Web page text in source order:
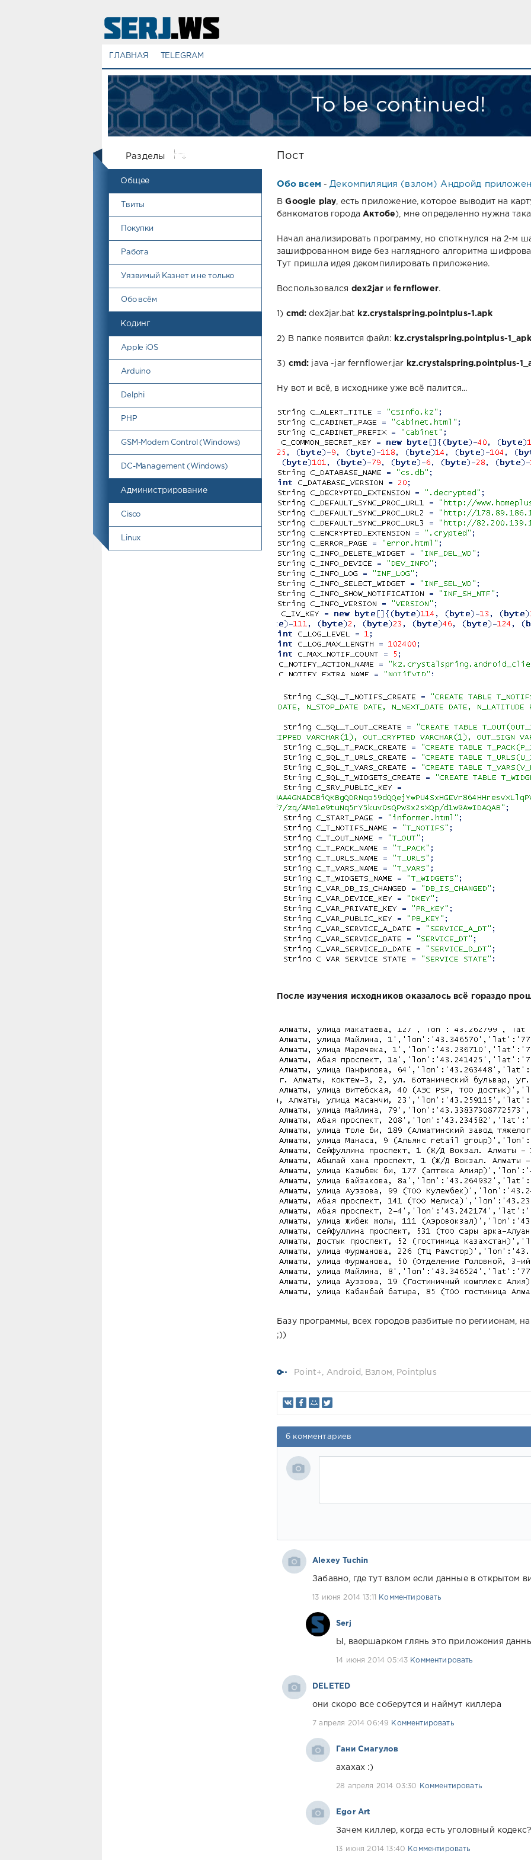
ГЛАВНАЯ TELEGRAM
To be continued!
Разделы
Общее
Твиты
Покупки
Работа
Уязвимый Казнет и не только
Обо всём
Кодинг
Apple iOS
Arduino
Delphi
PHP
GSM-Modem Control (Windows)
DC-Management (Windows)
Администрирование
Cisco
Linux
Пост
Обо всем - Декомпиляция (взлом) Андройд
ВGoogle play, есть приложение, которое выводит на
банкоматов городаАктобе ), мне определенно нужна
Начал анализировать программу, но споткнулся на 2-м
зашифрованном виде без наглядного алгоритма
Тут пришла идея декомпилировать приложение.
Воспользовался dex2jarиfernflower.
1) cmd: dex2jar.bat kz.crystalspring.pointplus-1.apk
2) В папке появится файл: kz.crystalspring.pointplus-
3) cmd: java -jar fernflower.jar kz.crystalspring.pointplus-
Ну вот и всё, в исходнике уже всё палится...
После изучения исходников оказалось всё гораздо
Базу программы, всех городов разбитые по региионам,
;))
Point+, Android , Взлом , Pointplus
6 комментариев
Alexey Tuchin
Забавно, где тут взлом если данные в открытом
13 июня 2014 13:11 Комментировать
Serj
Ы, ваершарком глянь это приложения
14 июня 2014 05:43 Комментировать
DELETED
они скоро все соберутся и наймут киллера
7 апреля 2014 06:49 Комментировать
Гани Смагулов
ахахах :)
28 апреля 2014 03:30 Комментировать
Egor Art
Зачем киллер, когда есть уголовный
13 июня 2014 13:40 Комментировать